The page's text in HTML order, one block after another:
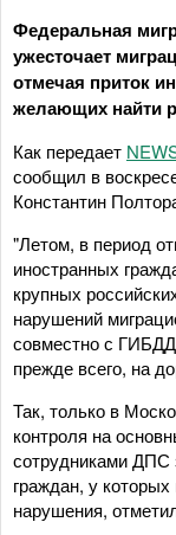
Федеральная
ужесточает
отмечая приток
желающих найти
Как передает
сообщил в
Константин
"Летом, в период
иностранных
крупных
нарушений
совместно с
прежде всего, на
Так, только в
контроля на
сотрудниками ДПС
граждан, у
нарушения,